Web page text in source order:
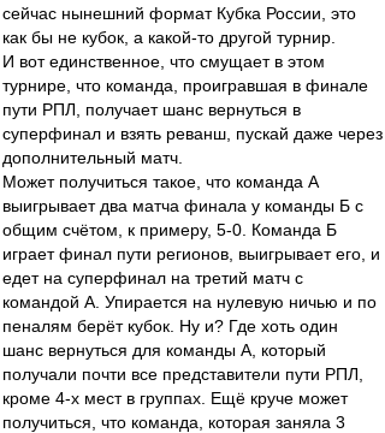
сейчас нынешний формат Кубка России, это
как бы не кубок, а какой-то другой турнир.
И вот единственное, что смущает в этом
турнире, что команда, проигравшая в финале
пути РПЛ, получает шанс вернуться в
суперфинал и взять реванш, пускай даже через
дополнительный матч.
Может получиться такое, что команда А
выигрывает два матча финала у команды Б с
общим счётом, к примеру, 5-0. Команда Б
играет финал пути регионов, выигрывает его, и
едет на суперфинал на третий матч с
командой А. Упирается на нулевую ничью и по
пеналям берёт кубок. Ну и? Где хоть один
шанс вернуться для команды А, который
получали почти все представители пути РПЛ,
кроме 4-х мест в группах. Ещё круче может
получиться, что команда, которая заняла 3